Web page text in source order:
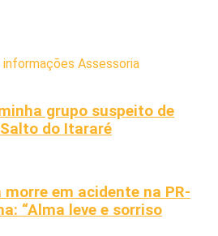
Assessoria
grupo suspeito de
do Itararé
em acidente na PR-
“Alma leve e sorriso